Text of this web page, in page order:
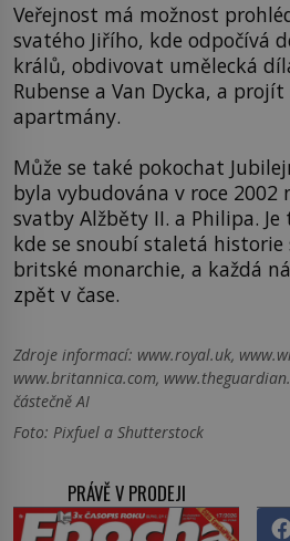
Veřejnost má možnost
svatého Jiřího, kde odpočívá
králů, obdivovat umělecká
Rubense a Van Dycka, a
apartmány.
Může se také pokochat
byla vybudována v roce 2002
svatby Alžběty II. a Philipa.
kde se snoubí staletá
britské monarchie, a každá
zpět v čase.
Zdroje informací: www.royal.uk,
www.britannica.com,
částečně AI
Foto: Pixfuel a Shutterstock
PRÁVĚ V PRODEJI